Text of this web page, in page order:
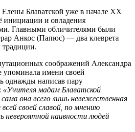
Блаватской уже в начале XX
инициации и овладения
Главными обличителями были
Анкос (Папюс) — два клеврета
традиции.
соображений Александра
упоминала имени своей
однажды написав пару
«Учителя мадам Блаватской
она всего лишь невежественная
своей славой, по мнению
наивности людей